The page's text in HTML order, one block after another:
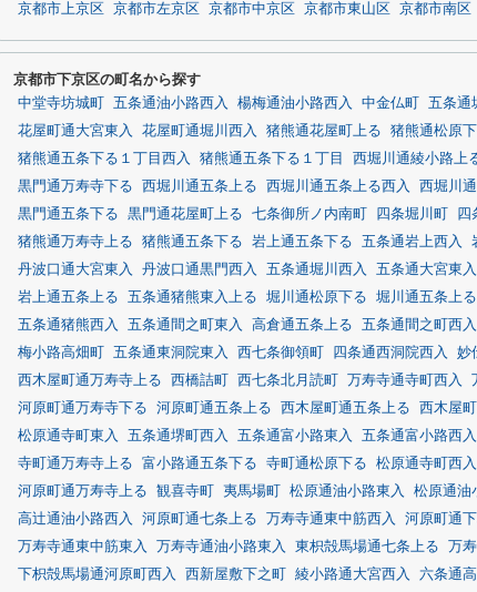
京都市上京区 京都市左京区 京都市中京区 京都市東山区 京都市南区
京都市下京区の町名から探す
中堂寺坊城町 五条通油小路西入 楊梅通油小路西入 中金仏町 五条通
花屋町通大宮東入
花屋町通堀川西入 猪熊通花屋町上る 猪熊通松原
猪熊通五条下る１丁目西入
猪熊通五条下る１丁目 西堀川通綾小路上
黒門通万寿寺下る
西堀川通五条上る 西堀川通五条上る西入 西堀川
黒門通五条下る
黒門通花屋町上る 七条御所ノ内南町 四条堀川町 四
猪熊通万寿寺上る
猪熊通五条下る 岩上通五条下る 五条通岩上西入
丹波口通大宮東入
丹波口通黒門西入 五条通堀川西入 五条通大宮東入
岩上通五条上る
五条通猪熊東入上る 堀川通松原下る 堀川通五条上る
五条通猪熊西入
五条通間之町東入 高倉通五条上る 五条通間之町西入
梅小路高畑町
五条通東洞院東入 西七条御領町 四条通西洞院西入 妙
西木屋町通万寿寺上る
西橋詰町 西七条北月読町 万寿寺通寺町西入
河原町通万寿寺下る
河原町通五条上る 西木屋町通五条上る 西木屋
松原通寺町東入
五条通堺町西入 五条通富小路東入 五条通富小路西入
寺町通万寿寺上る
富小路通五条下る 寺町通松原下る 松原通寺町西入
河原町通万寿寺上る
観喜寺町 夷馬場町 松原通油小路東入 松原通油
高辻通油小路西入
河原町通七条上る 万寿寺通東中筋西入 河原町通
万寿寺通東中筋東入
万寿寺通油小路東入 東枳殻馬場通七条上る 万
下枳殻馬場通河原町西入
西新屋敷下之町 綾小路通大宮西入 六条通